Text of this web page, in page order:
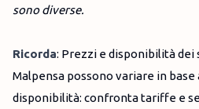
sono diverse.
Ricorda: Prezzi e disponibilità dei
Malpensa possono variare in base
disponibilità: confronta tariffe e